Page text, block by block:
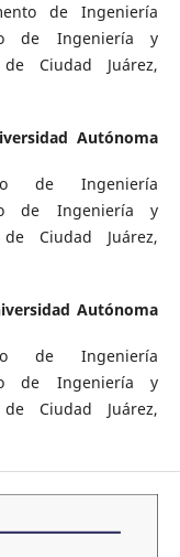
de Ingeniería
de Ingeniería y
Ciudad Juárez,
Autónoma
de Ingeniería
de Ingeniería y
Ciudad Juárez,
Autónoma
de Ingeniería
de Ingeniería y
Ciudad Juárez,